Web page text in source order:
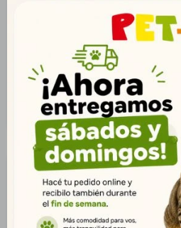
$ 22
$ 24